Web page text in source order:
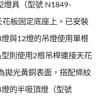
燈具（型號 N1849-
板固定底座上。已安裝
與12燈的吊燈使用單根
則使用2根吊桿連接天花
拋光黃銅表面，搭配條紋
的半吸頂燈（型號